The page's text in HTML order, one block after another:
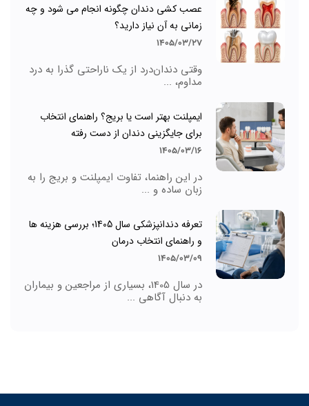
عصب کشی دندان چگونه انجام می شود و چه
زمانی به آن نیاز دارید؟
1405/03/27
وقتی دندان‌درد از یک ناراحتی گذرا به درد
مداوم، ...
ایمپلنت بهتر است یا بریج؟ راهنمای انتخاب
برای جایگزینی دندان از دست رفته
1405/03/16
در این راهنما، تفاوت ایمپلنت و بریج را به
زبان ساده و ...
تعرفه دندانپزشکی سال 1405؛ بررسی هزینه ها
و راهنمای انتخاب درمان
1405/03/09
در سال 1405، بسیاری از مراجعین و بیماران
به دنبال آگاهی ...